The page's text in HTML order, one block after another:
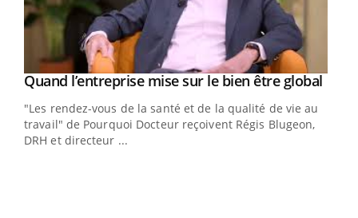
Youtube
Quand l’entreprise mise sur le bien être global
"Les rendez-vous de la santé et de la qualité de vie au
travail" de Pourquoi Docteur reçoivent Régis Blugeon,
DRH et directeur ...